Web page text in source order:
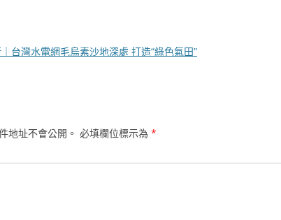
台灣水電網毛烏素沙地深處 打造“綠色氣田”
地址不會公開。 必填欄位標示為 *